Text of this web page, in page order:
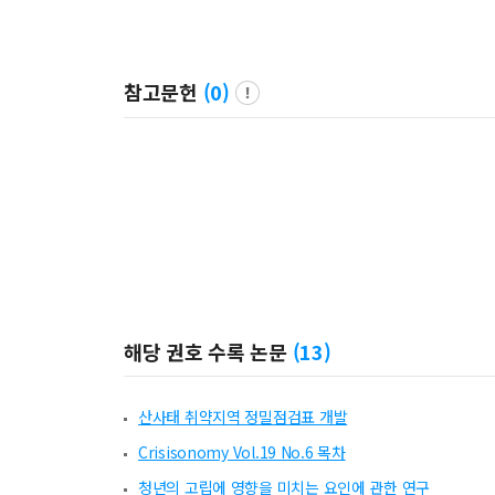
참고문헌 (0)
해당 권호 수록 논문 (13)
산사태 취약지역 정밀점검표 개발
Crisisonomy Vol.19 No.6 목차
청년의 고립에 영향을 미치는 요인에 관한 연구